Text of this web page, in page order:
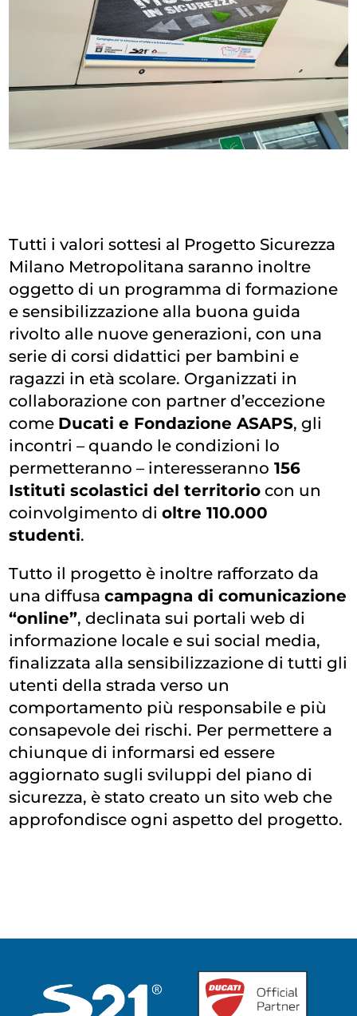
Tutti i valori sottesi al Progetto Sicurezza
Milano Metropolitana saranno inoltre
oggetto di un programma di formazione
e sensibilizzazione alla buona guida
rivolto alle nuove generazioni, con una
serie di corsi didattici per bambini e
ragazzi in età scolare. Organizzati in
collaborazione con partner d’eccezione
come Ducati e Fondazione ASAPS, gli
incontri – quando le condizioni lo
permetteranno – interesseranno 156
Istituti scolastici del territorio con un
coinvolgimento dioltre 110.000
studenti.
Tutto il progetto è inoltre rafforzato da
una diffusacampagna di comunicazione
“online”, declinata sui portali web di
informazione locale e sui social media,
finalizzata alla sensibilizzazione di tutti gli
utenti della strada verso un
comportamento più responsabile e più
consapevole dei rischi. Per permettere a
chiunque di informarsi ed essere
aggiornato sugli sviluppi del piano di
sicurezza, è stato creato un sito web che
approfondisce ogni aspetto del progetto.